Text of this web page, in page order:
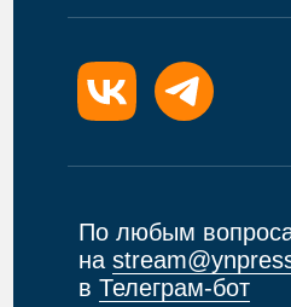
По любым
на
в Телеграм-бот